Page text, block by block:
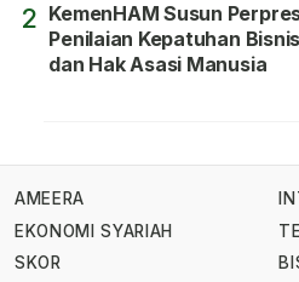
2 KemenHAM Susun
Penilaian Kepatuhan Bisnis
dan Hak Asasi Manusia
AMEERA
EKONOMI SYARIAH
SKOR